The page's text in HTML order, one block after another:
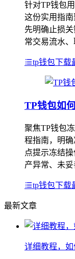
针对TP钱包
这份实用指
先明确止损
常交易流水、
tp钱包下载
TP钱包如
聚焦TP钱包
程指南，明
点提示冻结
产异常、未妥
tp钱包下载
最新文章
详细教程，